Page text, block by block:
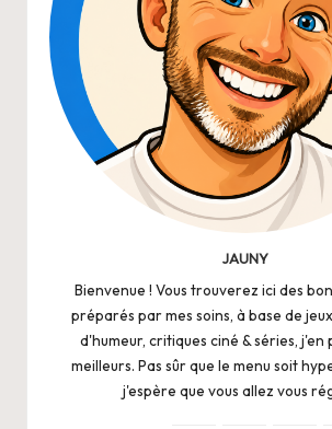
JAUNY
Bienvenue ! Vous trouverez ici des
préparés par mes soins, à base de
d'humeur, critiques ciné & séries, j'en
meilleurs. Pas sûr que le menu soit
j'espère que vous allez vous